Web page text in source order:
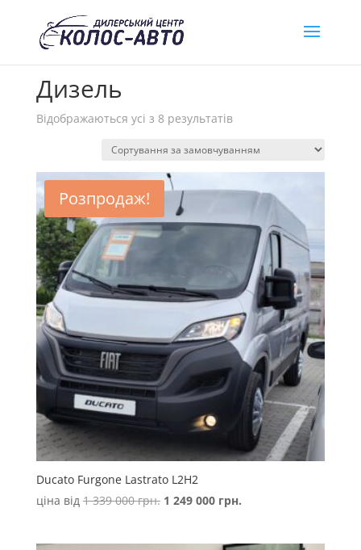
Дизель
Відображаються усі з 8 результатів
Розпродаж!
Ducato Furgone Lastrato L2H2
ціна від 1 339 000грн. Оригінальна
1 249 000 грн.Поточна